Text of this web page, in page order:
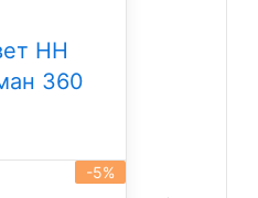
НН
360
-5%